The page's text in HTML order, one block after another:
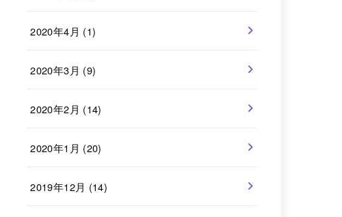
2020年4月 (1)
2020年3月 (9)
2020年2月 (14)
2020年1月 (20)
2019年12月 (14)